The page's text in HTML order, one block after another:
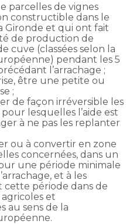
parcelles de vignes
constructible dans le
Gironde et qui ont fait
de production de
cuve (classées selon la
pendant les 5
l’arrachage ;
être une petite ou
;
de façon irréversible les
lesquelles l’aide est
à ne pas les replanter
ou à convertir en zone
concernées, dans un
une période minimale
et à les
période dans de
et
au sens de la